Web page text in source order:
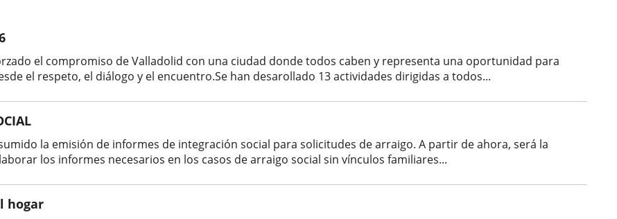
el compromiso de Valladolid con una ciudad donde todos caben y representa una oportunidad para
el respeto, el diálogo y el encuentro.Se han desarollado 13 actividades dirigidas a todos...
la emisión de informes de integración social para solicitudes de arraigo. A partir de ahora, será la
los informes necesarios en los casos de arraigo social sin vínculos familiares...
hogar